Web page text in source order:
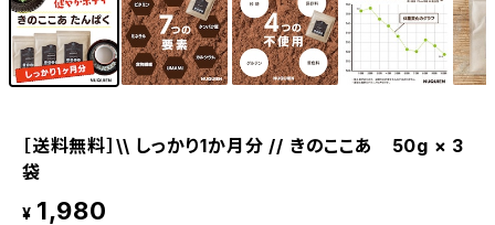
［送料無料］\\ しっかり1か月分 // きのここあ 50g × 3
袋
¥ 1,980